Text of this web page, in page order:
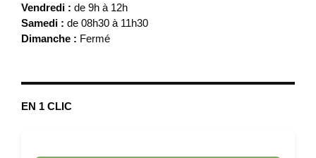
Vendredi : de 9h à 12h
Samedi : de 08h30 à 11h30
Dimanche : Fermé
EN 1 CLIC